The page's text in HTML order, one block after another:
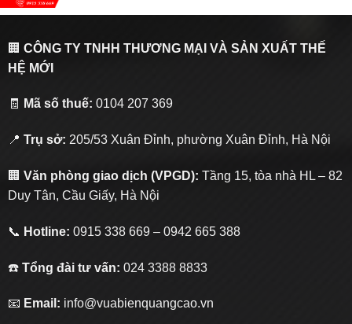
🏢 CÔNG TY TNHH THƯƠNG MẠI VÀ SẢN XUẤT THẾ
HỆ MỚI
🧾 Mã số thuế: 0104 207 369
📍 Trụ sở: 205/53 Xuân Đỉnh, phường Xuân Đỉnh, Hà Nội
🏢 Văn phòng giao dịch (VPGD): Tầng 15, tòa nhà HL – 82
Duy Tân, Cầu Giấy, Hà Nội
📞 Hotline: 0915 338 669 – 0942 665 388
☎️ Tổng đài tư vấn: 024 3388 8833
📧 Email: info@vuabienquangcao.vn